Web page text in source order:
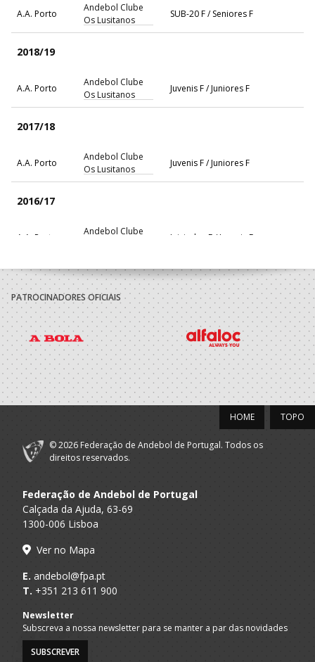
A.A. Porto
Andebol Clube
Os Lusitanos
SUB-20 F / Seniores F
2018/19
A.A. Porto
Andebol Clube
Os Lusitanos
Juvenis F / Juniores F
2017/18
A.A. Porto
Andebol Clube
Os Lusitanos
Juvenis F / Juniores F
2016/17
A.A. Porto
Andebol Clube
Iniciados F / Juvenis F
PATROCINADORES OFICIAIS
TOPO
HOME
© 2026 Federação de Andebol de Portugal. Todos os
direitos reservados.
Federação de Andebol de Portugal
Calçada da Ajuda, 63-69
1300-006 Lisboa
Ver no Mapa
E. andebol@fpa.pt
T. +351 213 611 900
Newsletter
Subscreva a nossa newsletter para se manter a par das novidades
SUBSCREVER